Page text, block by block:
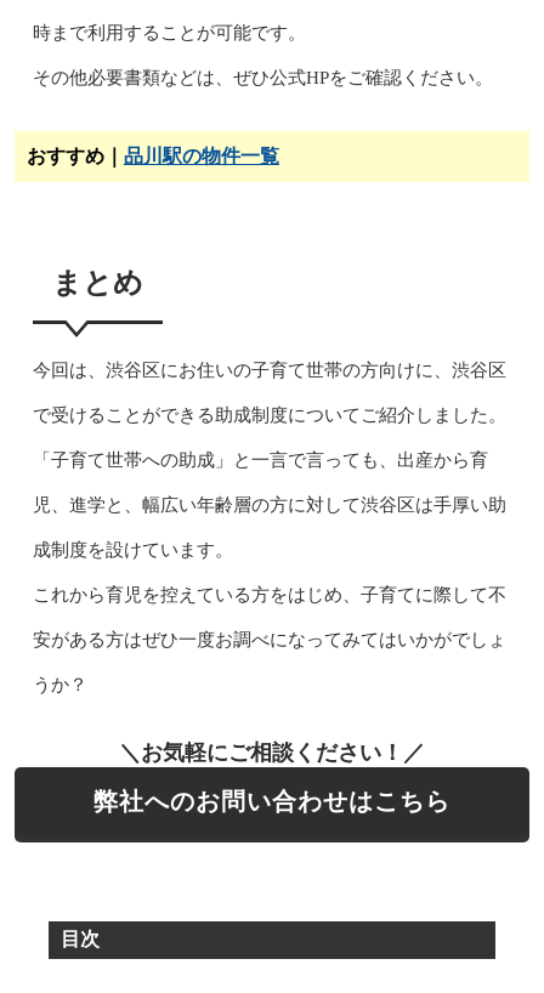
時まで利用することが可能です。
その他必要書類などは、ぜひ公式HPをご確認ください。
おすすめ｜ 品川駅の物件一覧
まとめ
今回は、渋谷区にお住いの子育て世帯の方向けに、渋谷区
で受けることができる助成制度についてご紹介しました。
「子育て世帯への助成」と一言で言っても、出産から育
児、進学と、幅広い年齢層の方に対して渋谷区は手厚い助
成制度を設けています。
これから育児を控えている方をはじめ、子育てに際して不
安がある方はぜひ一度お調べになってみてはいかがでしょ
うか？
＼お気軽にご相談ください！／
弊社へのお問い合わせはこちら
目次